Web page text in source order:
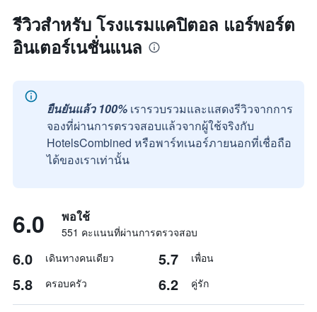
รีวิวสำหรับ โรงแรมแคปิตอล แอร์พอร์ต
อินเตอร์เนชั่นแนล
ยืนยันแล้ว 100% เรารวบรวมและแสดงรีวิวจากการ
จองที่ผ่านการตรวจสอบแล้วจากผู้ใช้จริงกับ
HotelsCombined หรือพาร์ทเนอร์ภายนอกที่เชื่อถือ
ได้ของเราเท่านั้น
6.0 พอใช้
551 คะแนนที่ผ่านการตรวจสอบ
6.0 เดินทางคนเดียว 5.7 เพื่อน
5.8 ครอบครัว 6.2 คู่รัก